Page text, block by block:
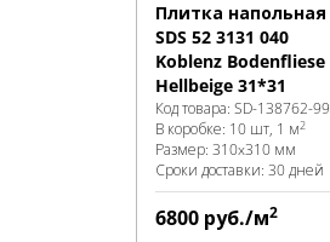
Плитка напольная
SDS 52 3131 040
Koblenz Bodenfliese
Hellbeige 31*31
Код товара: SD-138762-99
В коробке: 10 шт, 1 м2
Размер: 310x310 мм
Сроки доставки: 30 дней
6800 руб./м2